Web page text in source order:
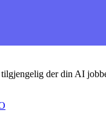
der din AI